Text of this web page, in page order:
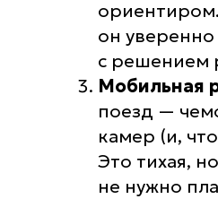
он
с решением
Мобильная
поезд —
камер (и,
Это тихая,
не нужно